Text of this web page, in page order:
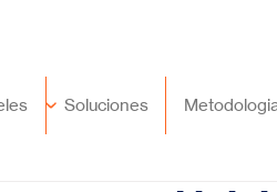
Soluciones